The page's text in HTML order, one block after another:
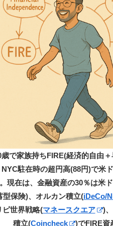
歳で家族持ちFIRE(経済的自由
NYC駐在時の超円高(88円)で米
現在は、金融資産の30％は米
型保険)、オルカン積立(iDeCo/
ピ世界戦略(マネースクエア
)
積立(Coincheck
)でFIRE資